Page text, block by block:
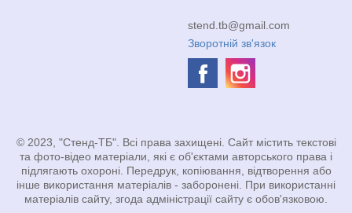
stend.tb@gmail.com
Зворотній зв'язок
© 2023, "Стенд-ТБ". Всі права захищені. Сайт містить текстові
та фото-відео матеріали, які є об'єктами авторського права і
підлягають охороні. Передрук, копіювання, відтворення або
інше використання матеріалів - заборонені. При використанні
матеріалів сайту, згода адміністрації сайту є обов'язковою.